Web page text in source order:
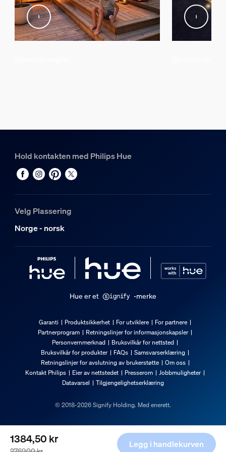
1384,50 kr Legg i handlekurven
Integrert LED
Ja
Garanti
Fargegjengivelsesindeks (CRI)
Fargetemperatur
2000-6500 K
Lyslenke/Lightstrip
Nei
Kan forlenges
Inngangsspenning
4 869,18 mm
Maks. strømforbruk i standbymodus
37,5 W
Type
Light Strips
Hold kontakten med Philips Hue
Velg Plassering
Norge - norsk
Hue er et -merke
Garanti Produktsikkerhet For utviklere
For partnere
Partnerprogram
Retningslinjer for informasjonskapsler
Personvernmerknad
Bruksvilkår for nettsted
Bruksvilkår for produkter
FAQs
Samsvarserklæring
Retningslinjer for avslutning av brukerstøtte
Om oss
Kontakt Philips
Eier av nettstedet Presserom
Jobbmuligheter
Datavarsel
Tilgjengelighetserklæring
© 2018-2026 Signify Holding. Med enerett.